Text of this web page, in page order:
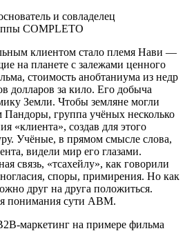
и совладелец
COMPLETO
клиентом стало племя Нави —
на планете с залежами ценного
стоимость анобтаниума из недр
за кило. Его добыча
Земли. Чтобы земляне могли
Пандоры, группа учёных несколько
«клиента», создав для этого
Учёные, в прямом смысле слова,
видели мир его глазами.
связь, «тсахейлу», как говорили
споры, примирения. Но как
друг на друга положиться.
понимания сути АВМ.